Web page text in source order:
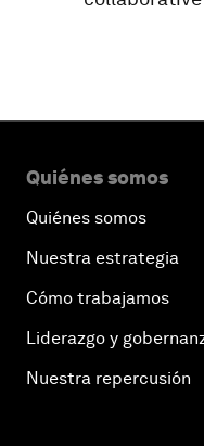
Quiénes somos
Quiénes somos
Nuestra estrategia
Cómo trabajamos
Liderazgo y
Nuestra repercusión